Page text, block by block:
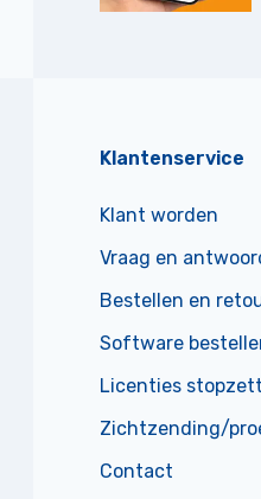
Klantenservice
Klant worden
Vraag en
Bestellen en
Software
Licenties
Zichtzending/
Contact